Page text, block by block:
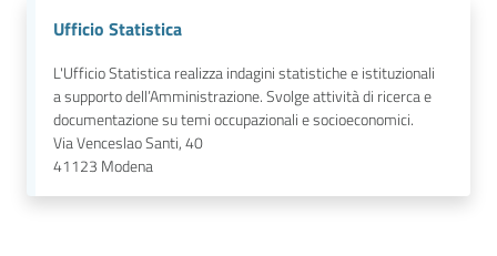
Ufficio Statistica
L'Ufficio Statistica realizza indagini statistiche e istituzionali
a supporto dell’Amministrazione. Svolge attività di ricerca e
documentazione su temi occupazionali e socioeconomici.
Via Venceslao Santi, 40
41123 Modena